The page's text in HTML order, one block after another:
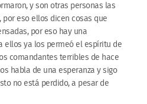
y son otras personas las
eso ellos dicen cosas que
por eso hay una
ellos ya los permeó el espíritu de
comandantes terribles de hace
habla de una esperanza y sigo
no está perdido, a pesar de